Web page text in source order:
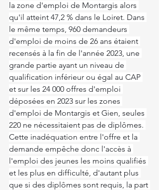
la zone d'emploi de Montargis alors
qu'il atteint 47,2 % dans le Loiret. Dans
le même temps, 960 demandeurs
d'emploi de moins de 26 ans étaient
recensés à la fin de l'année 2023, une
grande partie ayant un niveau de
qualification inférieur ou égal au CAP
et sur les 24 000 offres d'emploi
déposées en 2023 sur les zones
d'emploi de Montargis et Gien, seules
220 ne nécessitaient pas de diplômes.
Cette inadéquation entre l'offre et la
demande empêche donc l'accès à
l'emploi des jeunes les moins qualifiés
et les plus en difficulté, d'autant plus
que si des diplômes sont requis, la part